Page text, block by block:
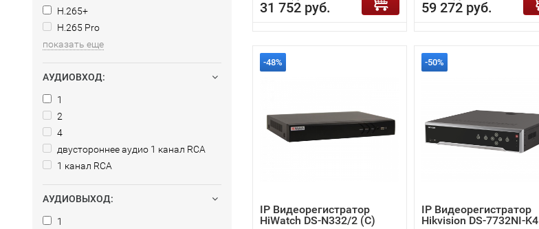
H.265+
H.265 Pro
показать еще
АУДИОВХОД:
1
2
4
двустороннее аудио 1 канал RCA
1 канал RCA
АУДИОВЫХОД:
1
31 752 руб. 59 272 руб.
-48%
IP Видеорегистратор
HiWatch DS-N332/2 (C)
-50%
IP Видеорегистратор
Hikvision DS-7732NI-K4